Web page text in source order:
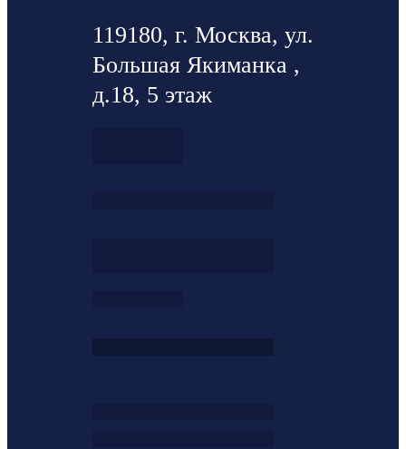
119180, г. Москва, ул.
Большая Якиманка ,
д.18, 5 этаж